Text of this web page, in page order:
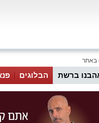
באתר
ברשת הבלוגים